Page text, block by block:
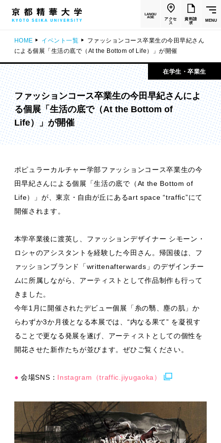
LANGU
AGE
アクセ
ス
資料請
求
MENU
HOME イベント一覧
ファッションコース卒業生の今田早紀さん
による個展「⽣活の底で（At the Bottom of Life）」が開催
在学生・卒業生
ファッションコース卒業生の今田早紀さんによ
る個展「⽣活の底で（At the Bottom of
Life）」が開催
ポピュラーカルチャー学部ファッションコース卒業生の今
田早紀さんによる個展「⽣活の底で（At the Bottom of
Life）」が、東京・自由が丘にあるart space “traffic”にて
開催されます。
本学卒業後に渡英し、ファッションデザイナー シモーン・
ロシャのアシスタントを経験した今田さん。帰国後は、フ
ァッションブランド「writtenafterwards」のデザインチー
ムに所属しながら、アーティストとして作品制作も行って
きました。
今年1月に開催されたデビュー個展「⽷の翳、塵の肌」か
らわずか3か月後となる本展では、“内なる果て” を凝視す
ることで更なる発展を遂げ、アーティストとしての個性を
開花させた新作たちが並びます。ぜひご覧ください。
● 会場SNS： Instagram（traffic.jiyugaoka）